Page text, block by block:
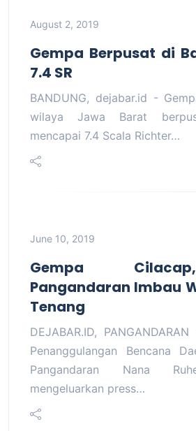
August 2, 2019
Gempa Berpusat di
7.4 SR
BANDUNG, dejabar.id -
wilaya Jawa Barat
mencapai 7.4 Scala Richter…
June 10, 2019
Gempa
Pangandaran Imbau
Tenang
DEJABAR.ID,
Penanggulangan Bencana
Pangandaran Nana
mengeluarkan press…